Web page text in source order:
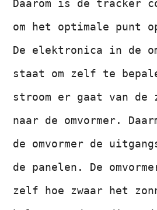
Daarom is de tracker
om het optimale punt
De elektronica in de
staat om zelf te
stroom er gaat van de
naar de omvormer.
de omvormer de
de panelen. De
zelf hoe zwaar het